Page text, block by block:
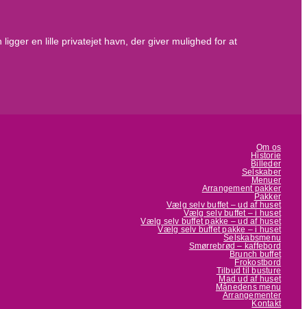
en lille privatejet havn, der giver mulighed for at
Om os
Historie
Billeder
Selskaber
Menuer
Arrangement pakker
Pakker
Vælg selv buffet – ud af huset
Vælg selv buffet – i huset
Vælg selv buffet pakke – ud af huset
Vælg selv buffet pakke – i huset
Selskabsmenu
Smørrebrød – kaffebord
Brunch buffet
Frokostbord
Tilbud til busture
Mad ud af huset
Månedens menu
Arrangementer
Kontakt